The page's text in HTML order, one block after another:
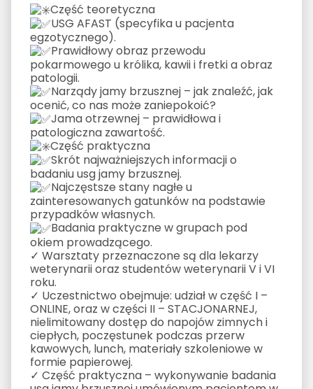
Część teoretyczna
USG AFAST (specyfika u pacjenta
egzotycznego).
Prawidłowy obraz przewodu
pokarmowego u królika, kawii i fretki a obraz
patologii.
Narządy jamy brzusznej – jak znaleźć, jak
ocenić, co nas może zaniepokoić?
Jama otrzewnej – prawidłowa i
patologiczna zawartość.
Część praktyczna
Skrót najważniejszych informacji o
badaniu usg jamy brzusznej.
Najczęstsze stany nagłe u
zainteresowanych gatunków na podstawie
przypadków własnych.
Badania praktyczne w grupach pod
okiem prowadzącego.
✓ Warsztaty przeznaczone są dla lekarzy
weterynarii oraz studentów weterynarii V i VI
roku.
✓ Uczestnictwo obejmuje: udział w część I –
ONLINE, oraz w części II – STACJONARNEJ,
nielimitowany dostęp do napojów zimnych i
ciepłych, poczęstunek podczas przerw
kawowych, lunch, materiały szkoleniowe w
formie papierowej.
✓ Część praktyczna – wykonywanie badania